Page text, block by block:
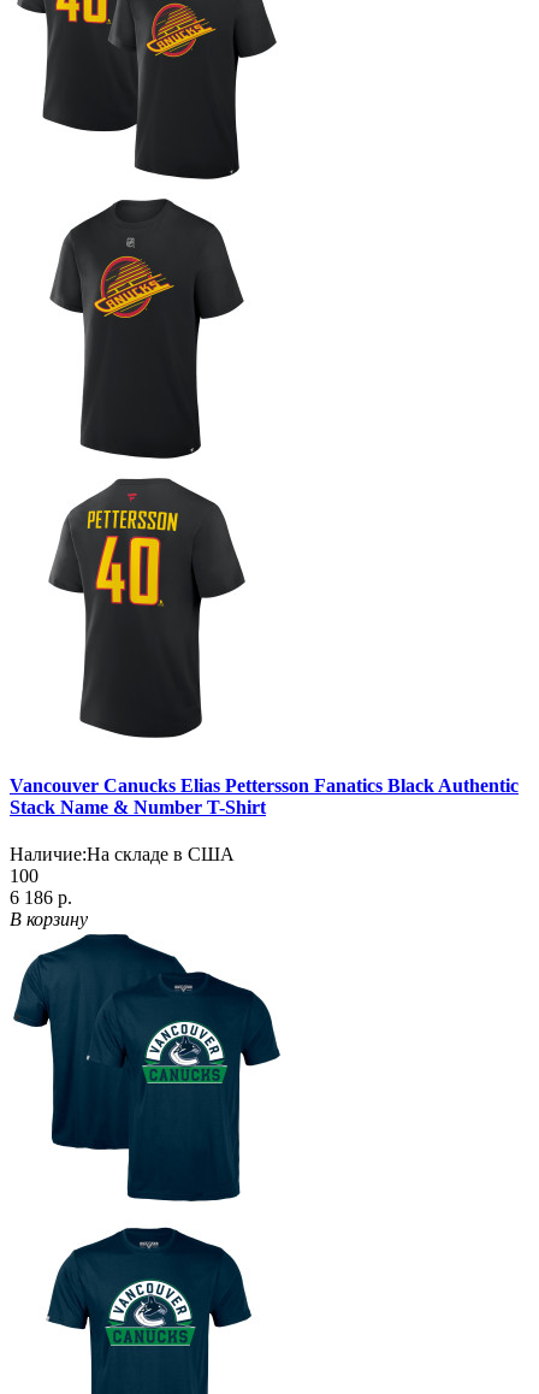
Vancouver Canucks Elias Pettersson Fanatics Black Authentic
Stack Name & Number T-Shirt
Наличие:На складе в США
100
6 186 р.
В корзину